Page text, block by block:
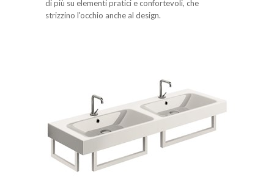
di più su elementi pratici e confortevoli, che
strizzino l'occhio anche al design.